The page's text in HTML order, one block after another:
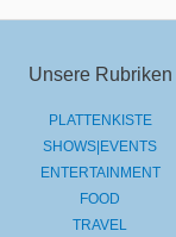
Unsere Rubriken
PLATTENKISTE
SHOWS|EVENTS
ENTERTAINMENT
FOOD
TRAVEL